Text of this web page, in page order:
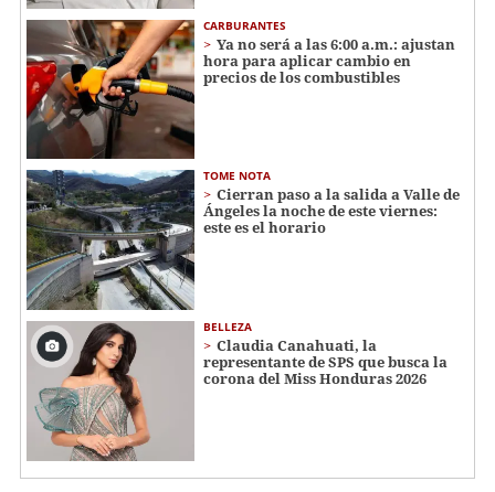
CARBURANTES
Ya no será a las 6:00 a.m.: ajustan
hora para aplicar cambio en
precios de los combustibles
TOME NOTA
Cierran paso a la salida a Valle de
Ángeles la noche de este viernes:
este es el horario
BELLEZA
Claudia Canahuati, la
representante de SPS que busca la
corona del Miss Honduras 2026